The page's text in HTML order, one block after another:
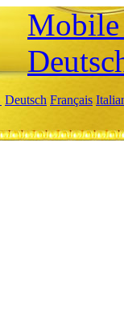
Deutsch Français